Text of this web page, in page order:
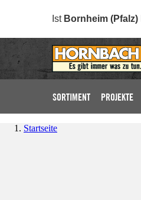
Ist Bornheim (Pfalz)
SORTIMENT PROJEKTE
Startseite